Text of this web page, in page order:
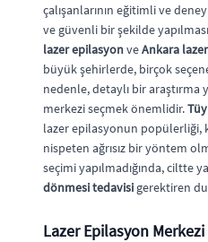
çalışanlarının eğitimli ve
ve güvenli bir şekilde
lazer epilasyonveAnkara
büyük şehirlerde, birçok
nedenle, detaylı bir araştırma
merkezi seçmek önemlidir.
lazer epilasyonun popülerliği,
nispeten ağrısız bir yöntem
seçimi yapılmadığında, ciltte
dönmesi tedavisi gerektiren
Lazer Epilasyon